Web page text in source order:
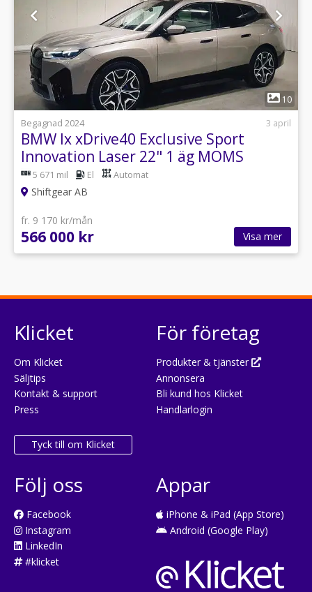
10
Begagnad 2024
3 april
BMW Ix xDrive40 Exclusive Sport
Innovation Laser 22" 1 äg MOMS
5 671 mil El Automat
Shiftgear AB
fr. 9 170 kr/mån
566 000 kr Visa mer
Klicket
Om Klicket
Säljtips
Kontakt & support
Press
Tyck till om Klicket
För företag
Produkter & tjänster
Annonsera
Bli kund hos Klicket
Handlarlogin
Följ oss
Facebook
Instagram
LinkedIn
#klicket
Appar
iPhone & iPad (App Store)
Android (Google Play)